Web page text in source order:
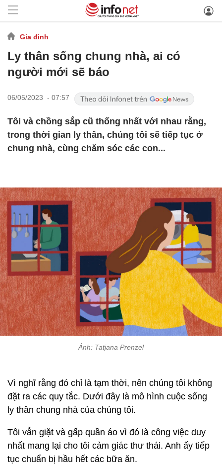
Gia đình
Ly thân sống chung nhà, ai có
người mới sẽ báo
06/05/2023 - 07:57
Tôi và chồng sắp cũ thống nhất với nhau rằng,
trong thời gian ly thân, chúng tôi sẽ tiếp tục ở
chung nhà, cùng chăm sóc các con...
Ảnh: Tatjana Prenzel
Vì nghĩ rằng đó chỉ là tạm thời, nên chúng tôi không
đặt ra các quy tắc. Dưới đây là mô hình cuộc sống
ly thân chung nhà của chúng tôi.
Tôi vẫn giặt và gấp quần áo vì đó là công việc duy
nhất mang lại cho tôi cảm giác thư thái. Anh ấy tiếp
tục chuẩn bị hầu hết các bữa ăn.